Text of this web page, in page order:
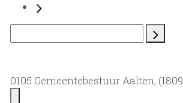
0105 Gemeentebestuur Aalten,